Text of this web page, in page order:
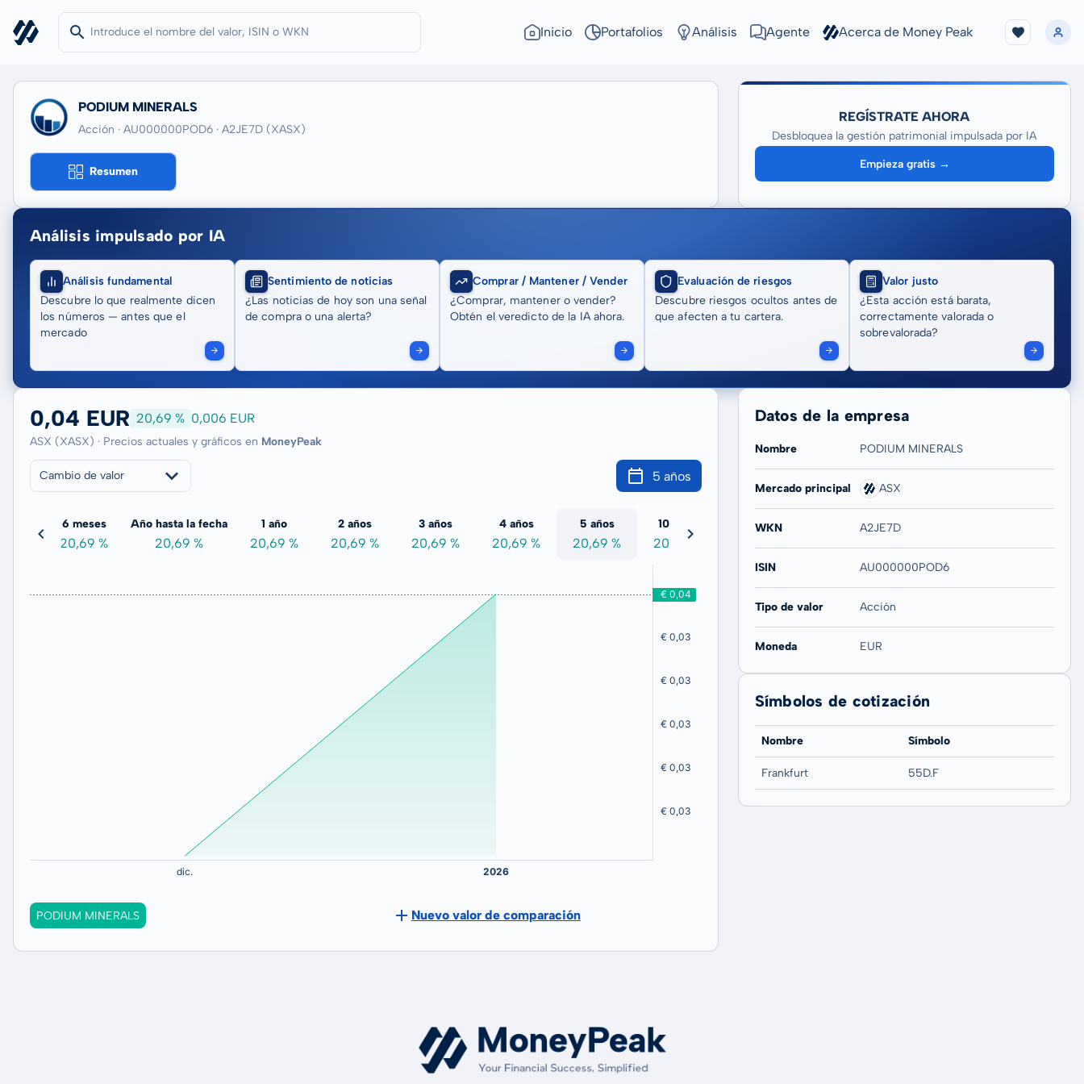
Inicio Portafolios Análisis Agente Acerca de Money Peak
PODIUM MINERALS
Acción · AU000000POD6 · A2JE7D (XASX)
Resumen
REGÍSTRATE AHORA
Desbloquea la gestión patrimonial impulsada por IA
Empieza gratis →
Análisis impulsado por IA
Análisis fundamental
Descubre lo que realmente dicen
los números — antes que el
mercado
Sentimiento de noticias
¿Las noticias de hoy son una señal
de compra o una alerta?
Comprar / Mantener / Vender
¿Comprar, mantener o vender?
Obtén el veredicto de la IA ahora.
Evaluación de riesgos
Descubre riesgos ocultos antes de
que afecten a tu cartera.
Valor justo
¿Esta acción está barata,
correctamente valorada o
sobrevalorada?
0,04 EUR 20,69 % 0,006 EUR
ASX (XASX) · Precios actuales y gráficos en MoneyPeak
Cambio de valor 5 años
6 meses
20,69 %
Año hasta la fecha
20,69 %
1 año
20,69 %
2 años
20,69 %
3 años
20,69 %
4 años
20,69 %
5 años
20,69 %
10 años
20,69 %
20 años
PODIUM MINERALS Nuevo valor de comparación
Datos de la empresa
Nombre PODIUM MINERALS
Mercado principal ASX
WKN A2JE7D
ISIN AU000000POD6
Tipo de valor Acción
Moneda EUR
Símbolos de cotización
Nombre Símbolo
Frankfurt 55D.F